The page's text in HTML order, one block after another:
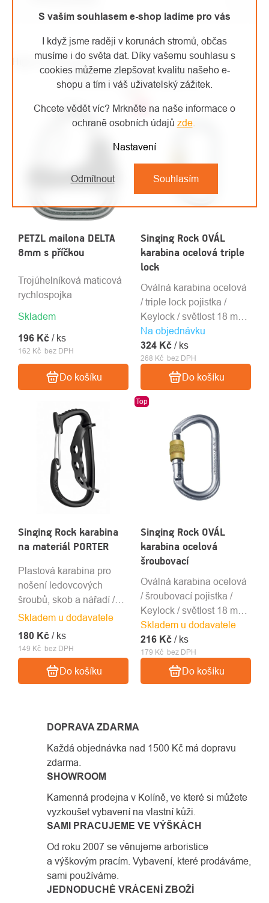
S vaším souhlasem e-shop ladíme pro vás
I když jsme raději v korunách stromů, občas
musíme i do světa dat. Díky vašemu souhlasu s
cookies můžeme zlepšovat kvalitu našeho e-
shopu a tím i váš uživatelský zážitek.
Chcete vědět víc? Mrkněte na naše informace o
ochraně osobních údajů zde.
Nastavení
Odmítnout Souhlasím
High-contrast mode
MOHLO BY VÁS ZAJÍMAT
PETZL mailona DELTA
8mm s příčkou
Skladem
162 Kč bez DPH
196 Kč / ks
Do košíku
Trojúhelníková maticová
rychlospojka
Top
Singing Rock OVÁL
karabina ocelová triple
lock
Na objednávku
268 Kč bez DPH
324 Kč / ks
Do košíku
Oválná karabina ocelová
/ triple lock pojistka /
Keylock / světlost 18 mm /
30 kN / 195 g
Singing Rock karabina
na materiál PORTER
Skladem u dodavatele
149 Kč bez DPH
180 Kč / ks
Do košíku
Plastová karabina pro
nošení ledovcových
šroubů, skob a nářadí /
světlost 23 mm / nosnost
Top
Singing Rock OVÁL
karabina ocelová
šroubovací
Skladem u dodavatele
179 Kč bez DPH
216 Kč / ks
Do košíku
Oválná karabina ocelová
/ šroubovací pojistka /
Keylock / světlost 18 mm /
30 kN / 176 g
DOPRAVA ZDARMA
Každá objednávka nad 1500 Kč má dopravu
zdarma.
SHOWROOM
Kamenná prodejna v Kolíně, ve které si můžete
vyzkoušet vybavení na vlastní kůži.
SAMI PRACUJEME VE VÝŠKÁCH
Od roku 2007 se věnujeme arboristice
a výškovým pracím. Vybavení, které prodáváme,
sami používáme.
JEDNODUCHÉ VRÁCENÍ ZBOŽÍ